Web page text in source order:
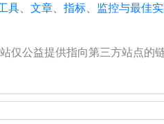
具、文章、指标、监控与最佳
仅公益提供指向第三方站点的